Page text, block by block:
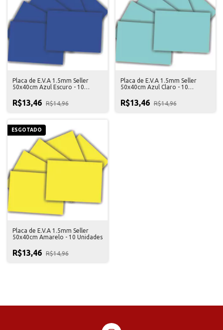
Placa de E.V.A 1.5mm Seller
50x40cm Azul Escuro - 10
R$13,46 R$14,96
Placa de E.V.A 1.5mm Seller
50x40cm Azul Claro - 10
R$13,46 R$14,96
ESGOTADO
Placa de E.V.A 1.5mm Seller
50x40cm Amarelo - 10 Unidades
R$13,46 R$14,96